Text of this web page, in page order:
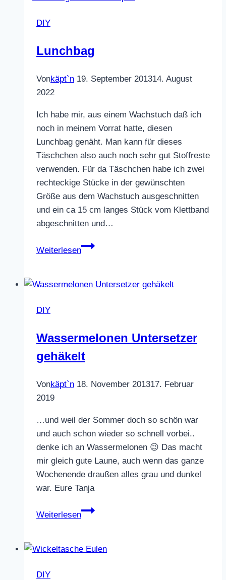
DIY
Lunchbag
Vonkäpt`n 19. September 201314. August
2022
Ich habe mir, aus einem Wachstuch daß ich
noch in meinem Vorrat hatte, diesen
Lunchbag genäht. Man kann für dieses
Täschchen also auch noch sehr gut Stoffreste
verwenden. Für da Täschchen habe ich zwei
rechteckige Stücke in der gewünschten
Größe aus dem Wachstuch ausgeschnitten
und ein ca 15 cm langes Stück vom Klettband
abgeschnitten und…
Weiterlesen
Lunchbag
DIY
Wassermelonen Untersetzer
gehäkelt
Vonkäpt`n 18. November 201317. Februar
2019
…und weil der Sommer doch so schön war
und auch schon wieder so schnell vorbei..
denke ich an Wassermelonen 😉 Das macht
mir gleich gute Laune, auch wenn das ganze
Wochenende draußen alles grau und dunkel
war. Eure Tanja
Weiterlesen
Wassermelonen
DIY